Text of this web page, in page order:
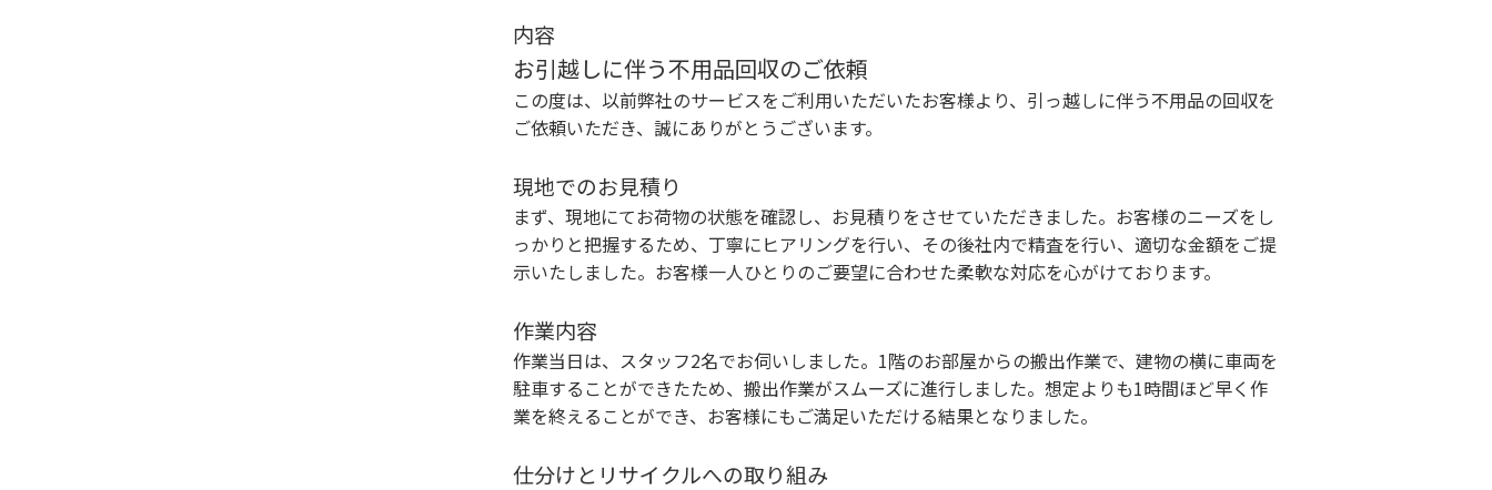
内容
お引越しに伴う不用品回収のご依頼
この度は、以前弊社のサービスをご利用いただいたお客様より、引っ越しに伴う不用品の回収を
ご依頼いただき、誠にありがとうございます。
現地でのお見積り
まず、現地にてお荷物の状態を確認し、お見積りをさせていただきました。お客様のニーズをし
っかりと把握するため、丁寧にヒアリングを行い、その後社内で精査を行い、適切な金額をご提
示いたしました。お客様一人ひとりのご要望に合わせた柔軟な対応を心がけております。
作業内容
作業当日は、スタッフ2名でお伺いしました。1階のお部屋からの搬出作業で、建物の横に車両を
駐車することができたため、搬出作業がスムーズに進行しました。想定よりも1時間ほど早く作
業を終えることができ、お客様にもご満足いただける結果となりました。
仕分けとリサイクルへの取り組み